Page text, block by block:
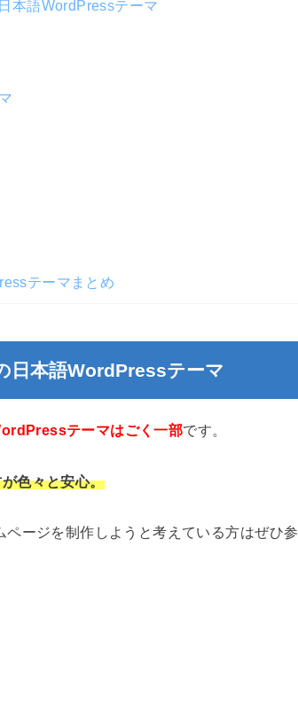
本語WordPressテーマ
テーマまとめ
日本語WordPressテーマ
テーマはごく一部です。
色々と安心。
ージを制作しようと考えている方はぜひ参